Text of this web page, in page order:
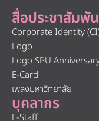
สื่อประชาสัมพั
Corporate Identity
Logo
Logo SPU
E-Card
เพลงมหาวิทยาลัย
บุคลากร
E-Staff